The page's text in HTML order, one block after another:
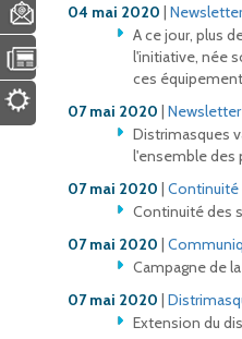
04 mai 2020 |
A ce jour, plus
l'initiative, née
ces
07 mai 2020 |
Distrimasques
l'ensemble des
07 mai 2020 | Continuité
Continuité des
07 mai 2020 |
Campagne de
07 mai 2020 |
Extension du